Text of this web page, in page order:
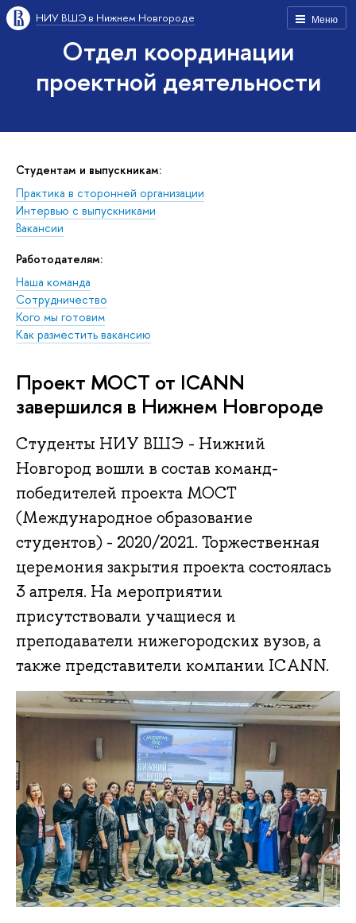
Меню
НИУ ВШЭ в Нижнем Новгороде
Отдел координации
проектной деятельности
Студентам и выпускникам:
Практика в сторонней организации
Интервью с выпускниками
Вакансии
Работодателям:
Наша команда
Сотрудничество
Кого мы готовим
Как разместить вакансию
Проект МОСТ от ICANN
завершился в Нижнем Новгороде
Студенты НИУ ВШЭ - Нижний
Новгород вошли в состав команд-
победителей проекта МОСТ
(Международное образование
студентов) - 2020/2021. Торжественная
церемония закрытия проекта состоялась
3 апреля. На мероприятии
присутствовали учащиеся и
преподаватели нижегородских вузов, а
также представители компании ICANN.